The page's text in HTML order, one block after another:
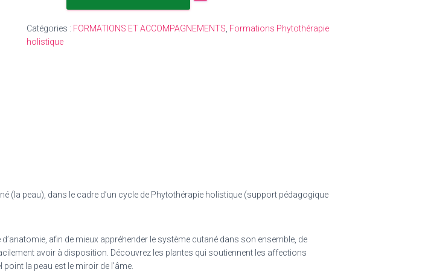
Catégories : FORMATIONS ET ACCOMPAGNEMENTS, Formations Phytothérapie
holistique
peau), dans le cadre d’un cycle de Phytothérapie holistique (support pédagogique
afin de mieux appréhender le système cutané dans son ensemble, de
avoir à disposition. Découvrez les plantes qui soutiennent les affections
la peau est le miroir de l’âme.